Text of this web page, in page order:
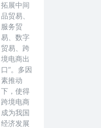
拓展中间
品贸易、
服务贸
易、数字
贸易、跨
境电商出
口”。多因
素推动
下，使得
跨境电商
成为我国
经济发展